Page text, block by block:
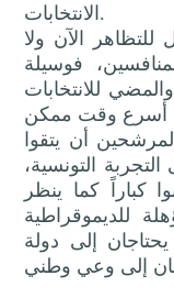
الانتخابات.
الآن ولا
فوسيلة
للانتخابات
أن يتقوا
التونسية،
كباراً كما ينظر
للديموقراطية
يحتاجان إلى دولة